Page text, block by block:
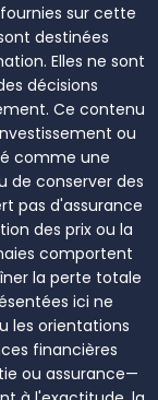
sur cette
destinées
Elles ne sont
décisions
Ce contenu
ou
comme une
de conserver des
pas d'assurance
des prix ou la
comportent
la perte totale
ici ne
les orientations
financières
ou assurance—